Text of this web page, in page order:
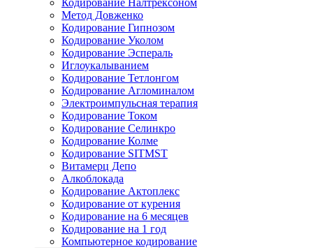
Кодирование Налтрексоном
Метод Довженко
Кодирование Гипнозом
Кодирование Уколом
Кодирование Эспераль
Иглоукалыванием
Кодирование Тетлонгом
Кодирование Агломиналом
Электроимпульсная терапия
Кодирование Током
Кодирование Селинкро
Кодирование Колме
Кодирование SITMST
Витамерц Депо
Алкоблокада
Кодирование Актоплекс
Кодирование от курения
Кодирование на 6 месяцев
Кодирование на 1 год
Компьютерное кодирование